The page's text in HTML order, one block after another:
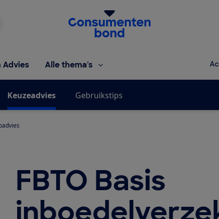
Homepage van de Consumentenbond
Advies Alle thema's
Keuzeadvies Gebruikstips
FBTO Basis